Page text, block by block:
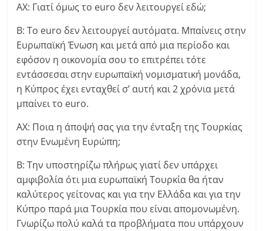
ΑΧ: Γιατί όμως το euro δεν λειτουργεί εδώ;
Β: Το euro δεν λειτουργεί αυτόματα. Μπαίνεις στην
Ευρωπαϊκή Ένωση και μετά από μια περίοδο και
εφόσον η οικονομία σου το επιτρέπει τότε
εντάσσεσαι στην ευρωπαϊκή νομισματική μονάδα,
η Κύπρος έχει ενταχθεί σ’ αυτή και 2 χρόνια μετά
μπαίνει το euro.
ΑΧ: Ποια η άποψή σας για την ένταξη της Τουρκίας
στην Ενωμένη Ευρώπη;
Β: Την υποστηρίζω πλήρως γιατί δεν υπάρχει
αμφιβολία ότι μια ευρωπαϊκή Τουρκία θα ήταν
καλύτερος γείτονας και για την Ελλάδα και για την
Κύπρο παρά μια Τουρκία που είναι απομονωμένη.
Γνωρίζω πολύ καλά τα προβλήματα που υπάρχουν